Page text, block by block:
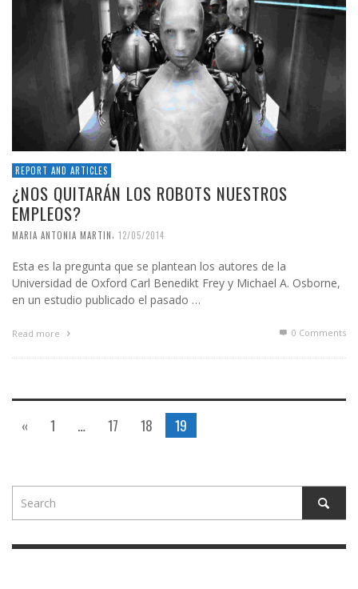
REPORT AND ARTICLES
¿NOS QUITARÁN LOS ROBOTS NUESTROS
EMPLEOS?
MARIA ANTONIA MARTIN 12/05/2014
Esta es la pregunta que se plantean los autores de la
Universidad de Oxford Carl Benedikt Frey y Michael A. Osborne,
en un estudio publicado el pasado …
Read more 0 Comments
« 1 … 17 18 19